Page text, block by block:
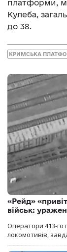
платформи,
Кулеба,
до 38.
КРИМСЬКА
«Рейд»
військ:
Оператори 413-го
локомотивів,